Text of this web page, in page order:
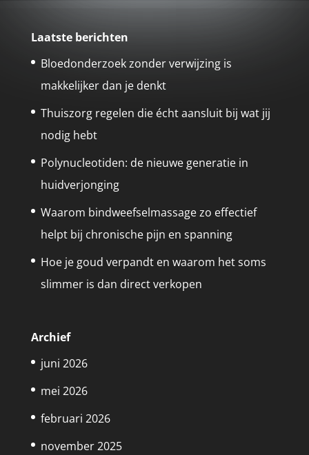
Laatste berichten
Bloedonderzoek zonder verwijzing is
makkelijker dan je denkt
Thuiszorg regelen die écht aansluit bij wat jij
nodig hebt
Polynucleotiden: de nieuwe generatie in
huidverjonging
Waarom bindweefselmassage zo effectief
helpt bij chronische pijn en spanning
Hoe je goud verpandt en waarom het soms
slimmer is dan direct verkopen
Archief
juni 2026
mei 2026
februari 2026
november 2025